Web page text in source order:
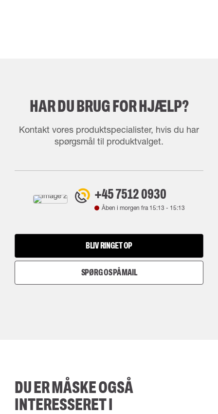
HAR DU BRUG FOR HJÆLP?
Kontakt vores produktspecialister, hvis du har
spørgsmål til produktvalget.
+45 7512 0930
Åben i morgen fra 15:13 - 15:13
BLIV RINGET OP
SPØRG OS PÅ MAIL
DU ER MÅSKE OGSÅ
INTERESSERET I